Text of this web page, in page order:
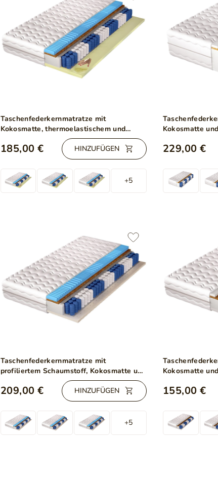
Taschenfederkernmatratze mit
Kokosmatte, thermoelastischem und
profiliertem Schaum Emero 100x200
185,00 € HINZUFÜGEN
+5
Kokosmatte
229,00 €
Taschenfederkernmatratze mit
profiliertem Schaumstoff, Kokosmatte und
Latex Tivo 100x200
209,00 € HINZUFÜGEN
+5
Kokosmatte
Dormitorio
155,00 €